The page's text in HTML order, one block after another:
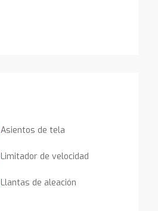
Asientos de tela
Limitador de velocidad
Llantas de aleación